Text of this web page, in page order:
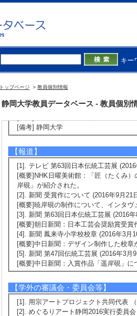
キー
トップページ > 教員個別情報
静岡大学教員データベース - 教員個別
[内容] 用宗AIRの招聘アーティストで
「といのなみカフェ」の仕組みを企画
[備考] Cafe用宗PORTO、用宗港
[内容] 静岡市用宗地区にアーティスト3
画・マネジメントし、7月・11月・1月
[内容] 第9回西郷工芸祭に招待出展し、
[備考] 鳥取市西郷地区公民館
[5]. 講習会 教員免許更新講習／講師 （
[備考] 静岡大学
【報道】
[1]. テレビ 第63回日本伝統工芸展
[概要]NHK日曜美術館：「匠（たくみ
岸硯」が紹介された。
[2]. 新聞 受賞作について (2016年9月21
[概要]暁岸硯の制作について、インタヴ
[3]. 新聞 第63回日本伝統工芸展 (2016
[概要]朝日新聞：日本工芸会奨励賞受賞
[4]. 新聞 鳳来寺小学校校章 (2016年3月
[概要]中日新聞：デザイン制作した校章
[5]. 新聞 第47回伝統工芸展 (2016年3月
[概要]中日新聞：入賞作品「遥岸硯」に
【学外の審議会・委員会等】
[1]. 用宗アートプロジェクト共同代表
[2]. めぐるりアート静岡2016実行委員